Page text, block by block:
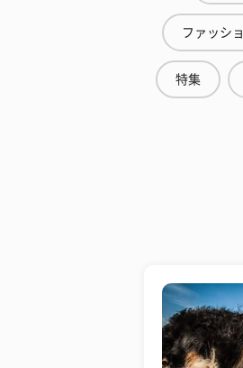
ファッシ
特集